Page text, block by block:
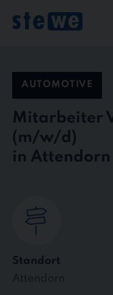
content
AUTOMOTIVE
Mitarbeiter
in Attendorn
Standort
Attendorn